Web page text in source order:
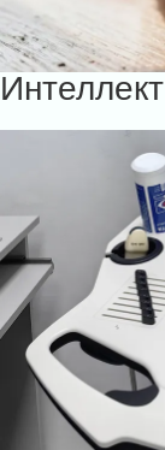
Интеллект